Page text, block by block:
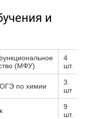
и
(МФУ)
4
шт.
по химии
3
шт
9
шт.